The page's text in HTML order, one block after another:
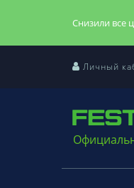
Снизили все
Личный